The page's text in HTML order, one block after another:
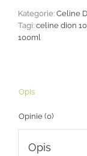
Kategorie: Celine
Tagi: celine dion
100ml
Opis
Opinie (0)
Opis